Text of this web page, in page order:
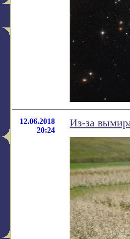
12.06.2018
20:24
Из-за